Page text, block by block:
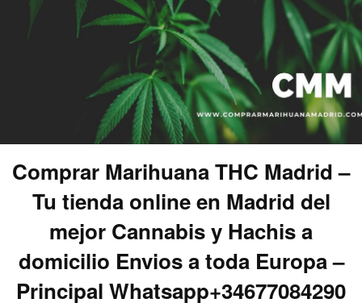
Comprar Marihuana THC Madrid –
Tu tienda online en Madrid del
mejor Cannabis y Hachis a
domicilio Envios a toda Europa –
Principal Whatsapp+34677084290